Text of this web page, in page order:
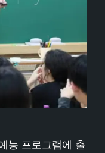
능 프로그램에 출